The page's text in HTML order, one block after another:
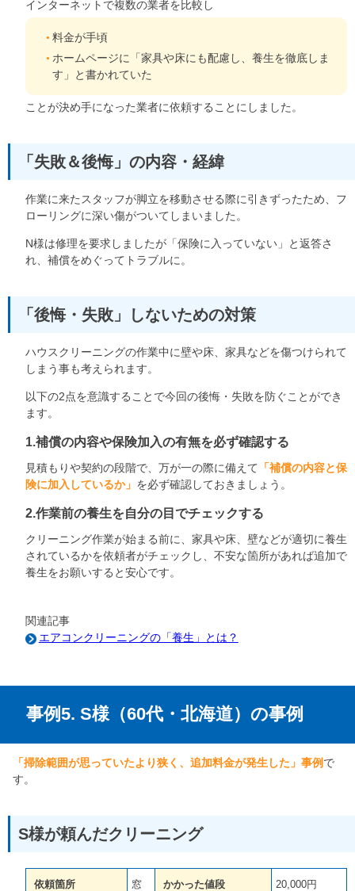
インターネットで複数の業者を比較し
料金が手頃
ホームページに「家具や床にも配慮し、養生を徹底しま
す」と書かれていた
ことが決め手になった業者に依頼することにしました。
「失敗＆後悔」の内容・経緯
作業に来たスタッフが脚立を移動させる際に引きずったため、フ
ローリングに深い傷がついてしまいました。
N様は修理を要求しましたが「保険に入っていない」と返答さ
れ、補償をめぐってトラブルに。
「後悔・失敗」しないための対策
ハウスクリーニングの作業中に壁や床、家具などを傷つけられて
しまう事も考えられます。
以下の2点を意識することで今回の後悔・失敗を防ぐことができ
ます。
1.補償の内容や保険加入の有無を必ず確認する
見積もりや契約の段階で、万が一の際に備えて
「補償の内容と保
険に加入しているか」 を必ず確認しておきましょう。
2.作業前の養生を自分の目でチェックする
クリーニング作業が始まる前に、家具や床、壁などが適切に養生
されているかを依頼者がチェックし、不安な箇所があれば追加で
養生をお願いすると安心です。
関連記事
エアコンクリーニングの「養生」とは？
事例5. S様（60代・北海道）の事例
「掃除範囲が思っていたより狭く、追加料金が発生した」事例で
す。
S様が頼んだクリーニング
依頼箇所 窓 かかった値段 20,000円